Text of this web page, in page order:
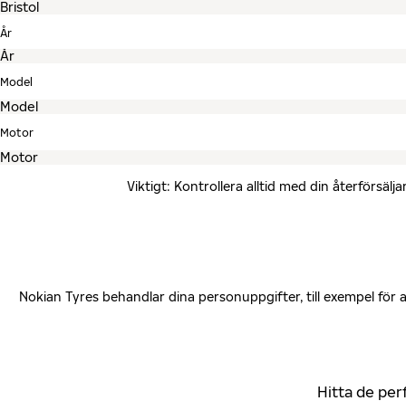
År
Model
Motor
Viktigt: Kontrollera alltid med din
Nokian Tyres behandlar dina personuppgifter, till exempel
Hitta de